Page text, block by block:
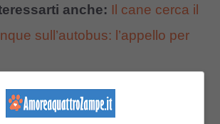
anche: Il cane cerca il
sull’autobus: l’appello per
cagnolino prese confidenza e